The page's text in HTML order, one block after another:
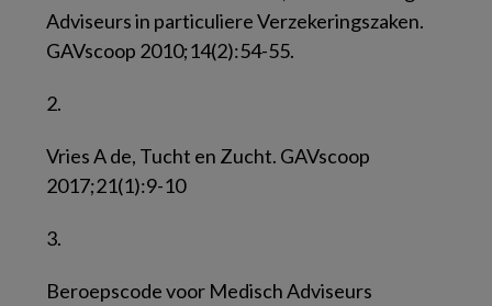
Adviseurs in particuliere Verzekeringszaken.
GAVscoop 2010;14(2):54-55.
2.
Vries A de, Tucht en Zucht. GAVscoop
2017;21(1):9-10
3.
Beroepscode voor Medisch Adviseurs